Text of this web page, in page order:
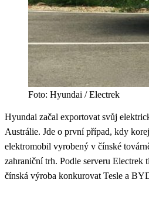
Foto: Hyundai / Electrek
Hyundai začal exportovat svůj
Austrálie. Jde o první případ, kdy
elektromobil vyrobený v čínské
zahraniční trh. Podle serveru Electrek
čínská výroba konkurovat Tesle a